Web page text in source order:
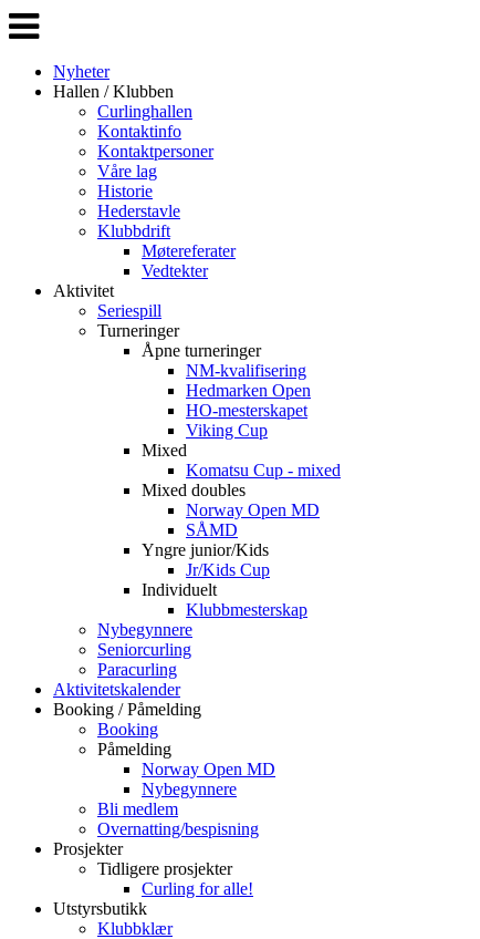
Veksle
navigasjon
Nyheter
Hallen / Klubben
Curlinghallen
Kontaktinfo
Kontaktpersoner
Våre lag
Historie
Hederstavle
Klubbdrift
Møtereferater
Vedtekter
Aktivitet
Seriespill
Turneringer
Åpne turneringer
NM-kvalifisering
Hedmarken Open
HO-mesterskapet
Viking Cup
Mixed
Komatsu Cup - mixed
Mixed doubles
Norway Open MD
SÅMD
Yngre junior/Kids
Jr/Kids Cup
Individuelt
Klubbmesterskap
Nybegynnere
Seniorcurling
Paracurling
Aktivitetskalender
Booking / Påmelding
Booking
Påmelding
Norway Open MD
Nybegynnere
Bli medlem
Overnatting/bespisning
Prosjekter
Tidligere prosjekter
Curling for alle!
Utstyrsbutikk
Klubbklær